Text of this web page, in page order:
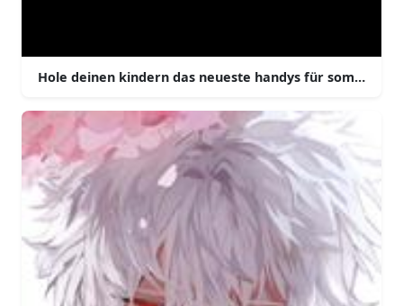
Hole deinen kindern das neueste handys für